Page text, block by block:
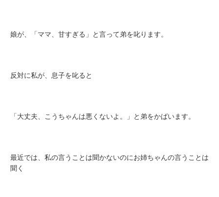
娘が、「ママ、甘すぎる」と言って弟を叱ります。
反対に私が、息子を叱ると
「大丈夫、こうちゃんは悪くないよ。」と弟をかばいます。
最近では、私の言うことは聞かないのにお姉ちゃんの言うことは
聞く